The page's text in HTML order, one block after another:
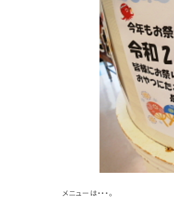
メニューは・・・。